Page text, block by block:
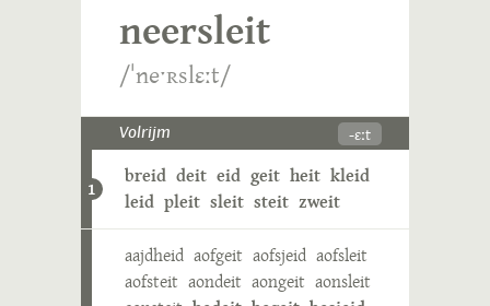
neersleit
/ˈneˑʀslɛːt/
Volrijm -ɛːt
1
breid deit eid geit heit kleid
leid pleit sleit steit zweit
aajdheid aofgeit aofsjeid aofsleit
aofsteit aondeit aongeit aonsleit